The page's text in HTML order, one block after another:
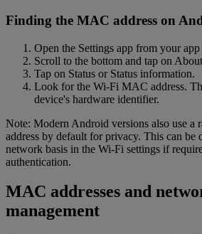
Finding the MAC address on
Open the Settings app from your app
Scroll to the bottom and tap on
Tap on Status or Status information.
Look for the Wi-Fi MAC address.
device's hardware identifier.
Note: Modern Android versions also use a
address by default for privacy. This can be
network basis in the Wi-Fi settings if
authentication.
MAC addresses and
management